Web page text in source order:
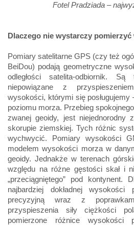
Fotel Pradziada –
Dlaczego nie wystarczy
Pomiary satelitarne GPS (czy też
BeiDou) podają geometryczne
odległości satelita-odbiornik.
niepowiązane z
wysokości, którymi się
poziomu morza. Przebieg
zwanej geoidy, jest niejednorodny
skorupie ziemskiej. Tych różnic
wychwycić. Pomiary wysokości
modelem wysokości morza w
geoidy. Jednakże w terenach
względu na różne gęstości skał i
„przeciągniętego” pod kontynent.
najbardziej dokładnej
precyzyjną wraz z
przyspieszenia siły ciężkości
pomierzone różnice wysokości